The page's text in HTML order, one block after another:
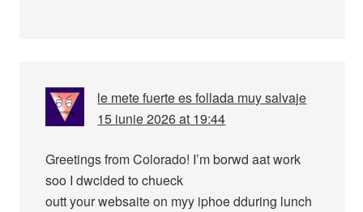
le mete fuerte es follada muy salvaje
15 iunie 2026 at 19:44
Greetings from Colorado! I’m borwd aat work
soo I dwcided to chueck
outt your websaite on myy iphoe dduring lunch